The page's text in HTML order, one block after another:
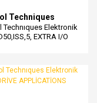
Techniques
Technıques Elektronik
EXTRA I/O